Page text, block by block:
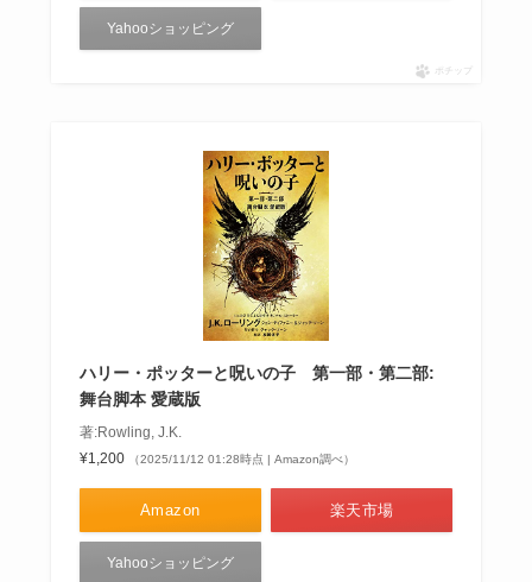
Yahooショッピング
ポチップ
ハリー・ポッターと呪いの子 第一部・第二部:
舞台脚本 愛蔵版
著:Rowling, J.K.
¥1,200
（2025/11/12 01:28時点 | Amazon調べ）
Amazon 楽天市場
Yahooショッピング